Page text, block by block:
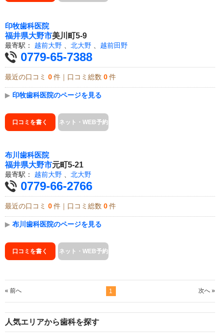
印牧歯科医院
福井県大野市美川町5-9
最寄駅： 越前大野 北大野 越前田野
0779-65-7388
最近の口コミ 0 件｜口コミ総数 0 件
▶ 印牧歯科医院のページを見る
口コミを書く ネット・WEB予約
布川歯科医院
福井県大野市元町5-21
最寄駅： 越前大野 北大野
0779-66-2766
最近の口コミ 0 件｜口コミ総数 0 件
▶ 布川歯科医院のページを見る
口コミを書く ネット・WEB予約
« 前へ 1 次へ »
人気エリアから歯科を探す